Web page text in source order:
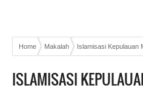
Home Makalah Islamisasi Kepulauan
ISLAMISASI